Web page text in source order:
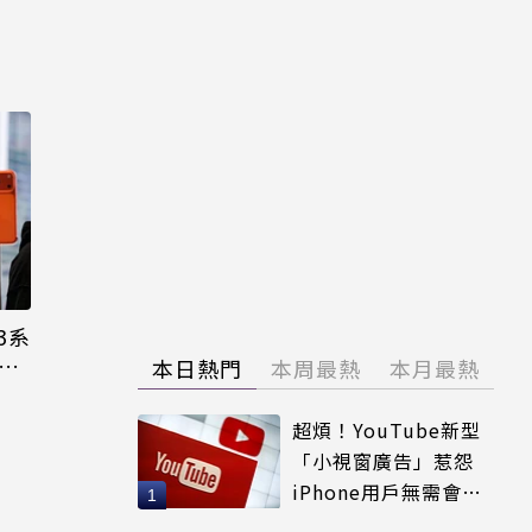
系
本日熱門 本周最熱 本月最熱
超煩！YouTube新型
「小視窗廣告」惹怨
iPhone用戶無需會員